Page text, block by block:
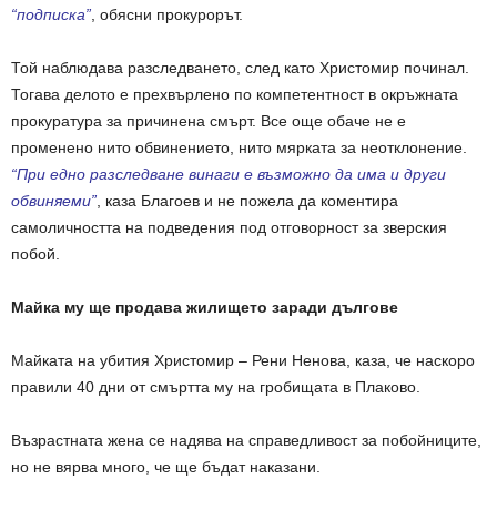
“подписка”, обясни прокурорът.
Той наблюдава разследването, след като Христомир починал.
Тогава делото е прехвърлено по компетентност в окръжната
прокуратура за причинена смърт. Все още обаче не е
променено нито обвинението, нито мярката за неотклонение.
“При едно разследване винаги е възможно да има и други
обвиняеми”, каза Благоев и не пожела да коментира
самоличността на подведения под отговорност за зверския
побой.
Майка му ще продава жилището заради дългове
Майката на убития Христомир – Рени Ненова, каза, че наскоро
правили 40 дни от смъртта му на гробищата в Плаково.
Възрастната жена се надява на справедливост за побойниците,
но не вярва много, че ще бъдат наказани.